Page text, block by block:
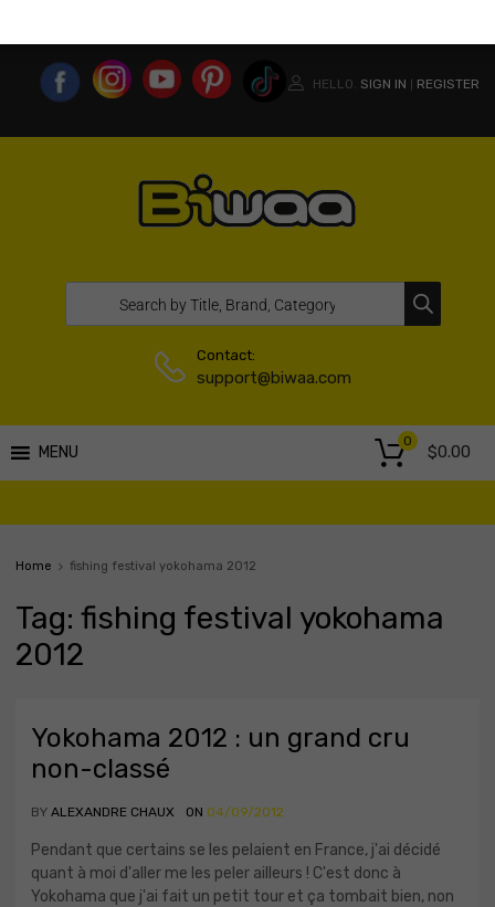
HELLO. SIGN IN REGISTER
Contact:
support@biwaa.com
MENU $0.00
0
Home fishing festival yokohama 2012
Tag: fishing festival yokohama
2012
Yokohama 2012 : un grand cru
non-classé
BY ALEXANDRE CHAUX ON 04/09/2012
Pendant que certains se les pelaient en France, j'ai décidé
quant à moi d'aller me les peler ailleurs ! C'est donc à
Yokohama que j'ai fait un petit tour et ça tombait bien, non